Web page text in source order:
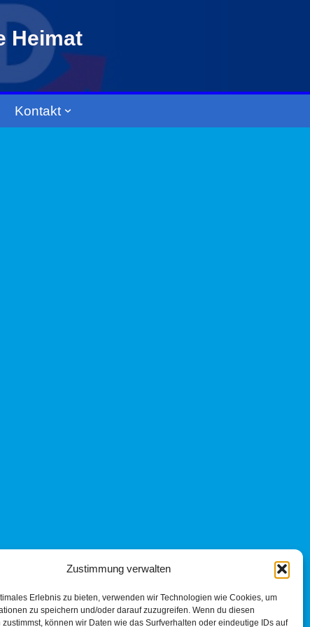
Zustimmung verwalten
Erlebnis zu bieten, verwenden wir Technologien wie Cookies, um
zu speichern und/oder darauf zuzugreifen. Wenn du diesen
können wir Daten wie das Surfverhalten oder eindeutige IDs auf
Heimat
Kontakt